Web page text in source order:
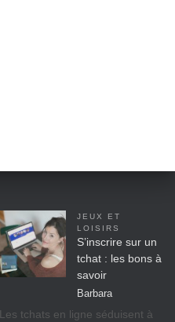
JEUX ET
LOISIRS
S’inscrire sur un
tchat : les bons à
savoir
Barbara
Les tchats en ligne séduisent à